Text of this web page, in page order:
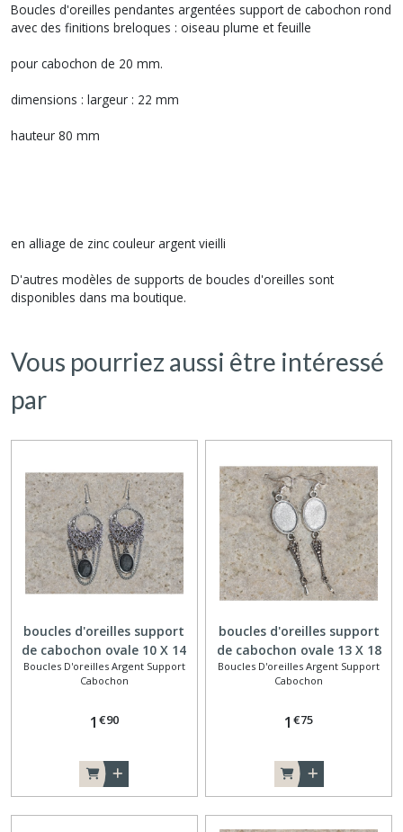
Boucles d'oreilles pendantes argentées support de cabochon rond
avec des finitions breloques : oiseau plume et feuille
pour cabochon de 20 mm.
dimensions : largeur : 22 mm
hauteur 80 mm
en alliage de zinc couleur argent vieilli
D'autres modèles de supports de boucles d'oreilles sont
disponibles dans ma boutique.
Vous pourriez aussi être intéressé
par
boucles d'oreilles support
de cabochon ovale 10 X 14
mm couleur argent
chainettes
Boucles D'oreilles Argent Support
Cabochon
1 €90
boucles d'oreilles support
de cabochon ovale 13 X 18
mm tige et goutte
Boucles D'oreilles Argent Support
Cabochon
1 €75